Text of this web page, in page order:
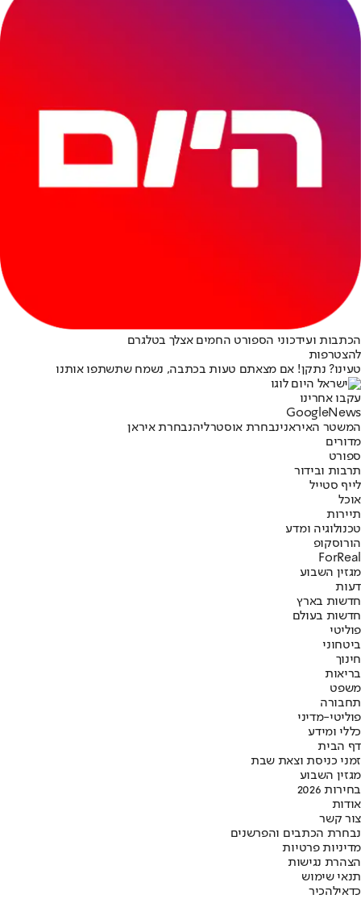
הכתבות ועידכוני הספורט החמים אצלך בטלגרם
להצטרפות
טעינו? נתקן! אם מצאתם טעות בכתבה, נשמח שתשתפו אותנו
עקבו אחרינו
Googl eNews
המשטר האיראנינבחרת אוסטרליהנבחרת איראן
מדורים
ספורט
תרבות ובידור
לייף סטייל
אוכל
תיירות
טכנולוגיה ומדע
הורוסקופ
ForReal
מגזין השבוע
דעות
חדשות בארץ
חדשות בעולם
פוליטי
ביטחוני
חינוך
בריאות
משפט
תחבורה
פוליטי-מדיני
כללי ומידע
דף הבית
זמני כניסת וצאת שבת
מגזין השבוע
בחירות 2026
אודות
צור קשר
נבחרת הכתבים והפרשנים
מדיניות פרטיות
הצהרת נגישות
תנאי שימוש
כדאילהכיר